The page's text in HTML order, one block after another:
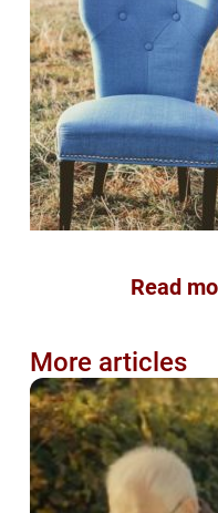
Read
More articles